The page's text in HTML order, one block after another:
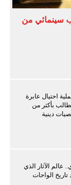
سينمائي من
احتيال عابرة
بأكثر من
دينية
عالم الآثار الذي
الواحات